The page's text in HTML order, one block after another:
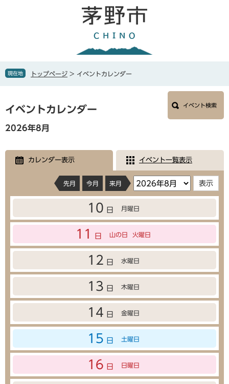
で
ば
文
へ
現在地 トップページ > イベントカレンダー
文
イベントカレンダー イベント検索
2026年8月
カレンダー表示 イベント一覧表示
先月 今月 来月
10 日 月曜日
11 日 山の日 火曜日
12 日 水曜日
13 日 木曜日
14 日 金曜日
15 日 土曜日
16 日 日曜日